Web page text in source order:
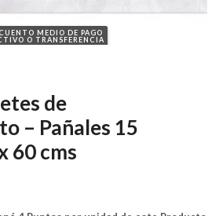
MEDIO DE PAGO
O TRANSFERENCIA
de
– Pañales 15
60 cms